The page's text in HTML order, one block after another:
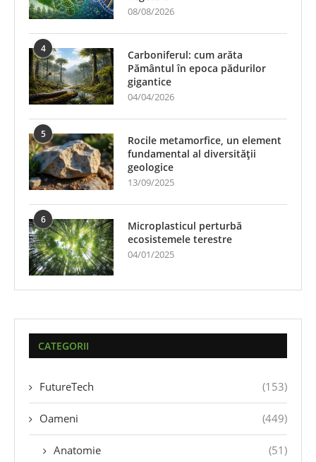
08/08/2026
4
Carboniferul: cum arăta
Pământul în epoca pădurilor
gigantice
04/04/2026
5
Rocile metamorfice, un element
fundamental al diversității
geologice
13/09/2025
6
Microplasticul perturbă
ecosistemele terestre
04/01/2025
CATEGORII
FutureTech (153)
Oameni (449)
Anatomie (51)